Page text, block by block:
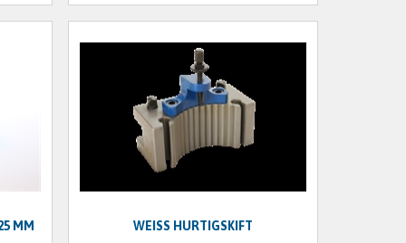
MM WEISS HURTIGSKIFT